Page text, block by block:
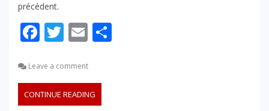
précédent.
Facebook
Twitter
Email
Leave a comment
CONTINUE READING